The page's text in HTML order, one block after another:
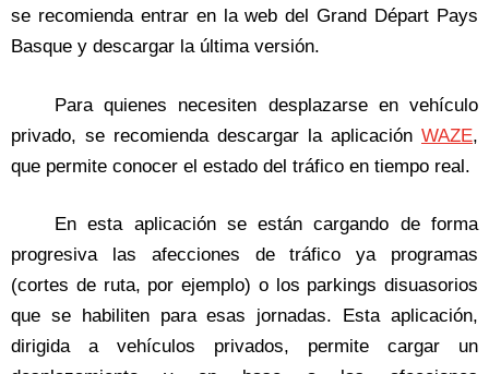
se recomienda entrar en la web del Grand Départ Pays
Basque y descargar la última versión.
Para quienes necesiten desplazarse en vehículo
privado, se recomienda descargar la aplicación WAZE,
que permite conocer el estado del tráfico en tiempo real.
En esta aplicación se están cargando de forma
progresiva las afecciones de tráfico ya programas
(cortes de ruta, por ejemplo) o los parkings disuasorios
que se habiliten para esas jornadas. Esta aplicación,
dirigida a vehículos privados, permite cargar un